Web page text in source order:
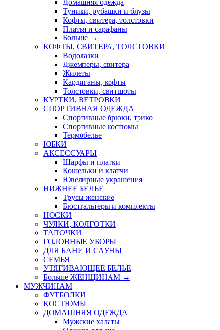
Домашняя одежда
Туники, рубашки и блузы
Кофты, свитера, толстовки
Платья и сарафаны
Больше →
КОФТЫ, СВИТЕРА, ТОЛСТОВКИ
Водолазки
Джемперы, свитера
Жилеты
Кардиганы, кофты
Толстовки, свитшоты
КУРТКИ, ВЕТРОВКИ
СПОРТИВНАЯ ОДЕЖДА
Спортивные брюки, трико
Спортивные костюмы
Термобелье
ЮБКИ
AКСЕССУАРЫ
Шарфы и платки
Кошельки и клатчи
Ювелирные украшения
НИЖНЕЕ БЕЛЬЕ
Трусы женские
Бюстгальтеры и комплекты
НОСКИ
ЧУЛКИ, КОЛГОТКИ
ТАПОЧКИ
ГОЛОВНЫЕ УБОРЫ
ДЛЯ БАНИ И САУНЫ
СЕМЬЯ
УТЯГИВАЮЩЕЕ БЕЛЬЕ
Больше ЖЕНЩИНАМ →
МУЖЧИНАМ
ФУТБОЛКИ
КОСТЮМЫ
ДОМАШНЯЯ ОДЕЖДА
Мужские халаты